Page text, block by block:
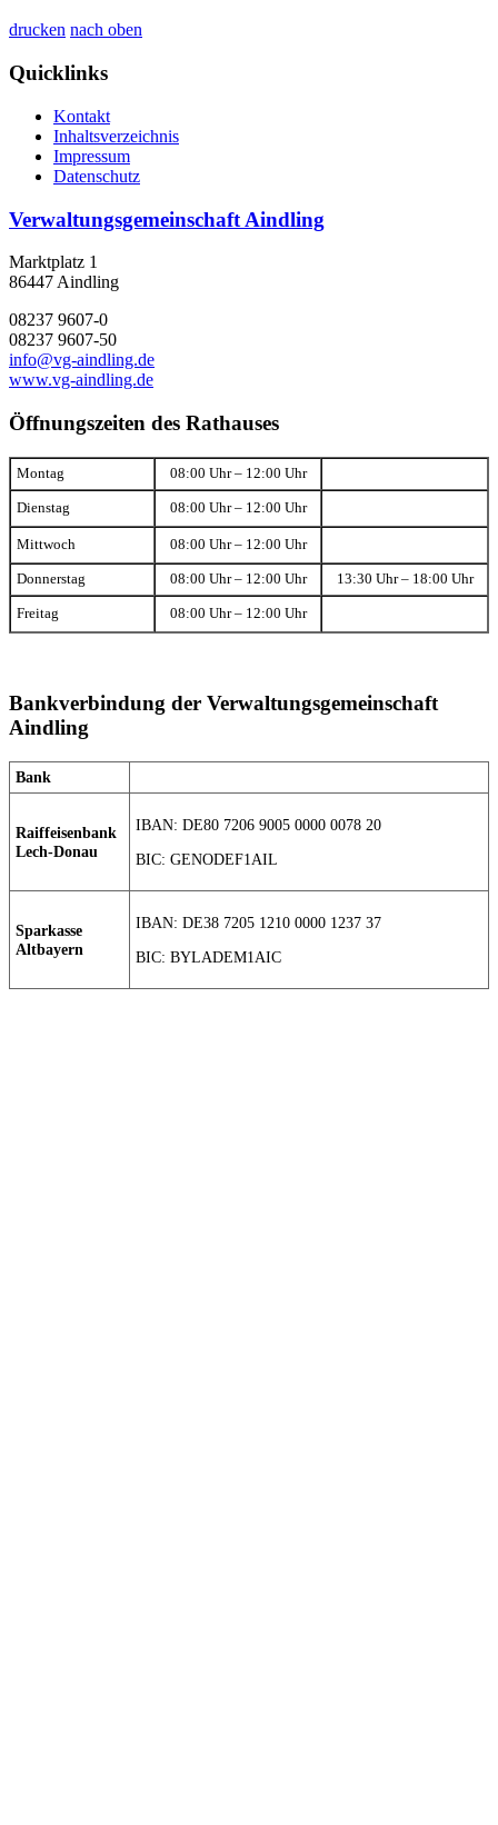
drucken nach oben
Quicklinks
Kontakt
Inhaltsverzeichnis
Impressum
Datenschutz
Verwaltungsgemeinschaft Aindling
Marktplatz 1
86447 Aindling
08237 9607-0
08237 9607-50
info@vg-aindling.de
www.vg-aindling.de
Öffnungszeiten des Rathauses
Montag 08:00 Uhr – 12:00 Uhr
Dienstag 08:00 Uhr – 12:00 Uhr
Mittwoch 08:00 Uhr – 12:00 Uhr
Donnerstag 08:00 Uhr – 12:00 Uhr 13:30 Uhr – 18:00 Uhr
Freitag 08:00 Uhr – 12:00 Uhr
Bankverbindung der Verwaltungsgemeinschaft
Aindling
Bank
Raiffeisenbank
Lech-Donau
IBAN: DE80 7206 9005 0000 0078 20
BIC: GENODEF1AIL
Sparkasse
Altbayern
IBAN: DE38 7205 1210 0000 1237 37
BIC: BYLADEM1AIC